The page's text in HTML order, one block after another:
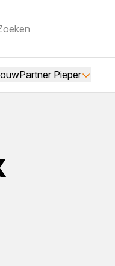
Pieper